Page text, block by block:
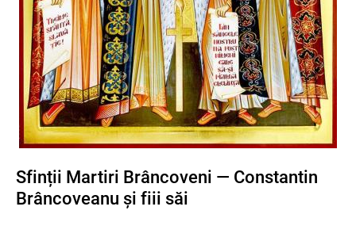
Sfinții Martiri Brâncoveni — Constantin
Brâncoveanu și fiii săi